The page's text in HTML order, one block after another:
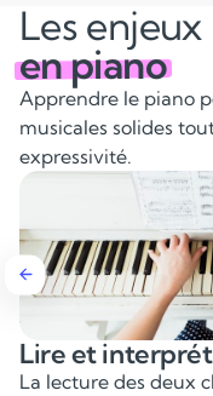
Les enjeux
en piano
Apprendre le piano
musicales solides
expressivité.
Lire et
La lecture des deux